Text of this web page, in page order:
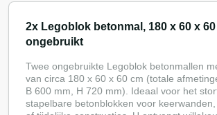
2x Legoblok betonmal, 180 x 60 x
ongebruikt
Twee ongebruikte Legoblok betonmallen
van circa 180 x 60 x 60 cm (totale
B 600 mm, H 720 mm). Ideaal voor het
stapelbare betonblokken voor